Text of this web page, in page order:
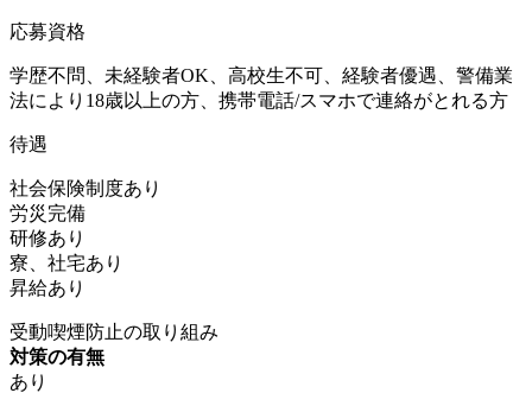
応募資格
学歴不問、未経験者OK、高校生不可、経験者優遇、警備業
法により18歳以上の方、携帯電話/スマホで連絡がとれる方
待遇
社会保険制度あり
労災完備
研修あり
寮、社宅あり
昇給あり
受動喫煙防止の取り組み
対策の有無
あり